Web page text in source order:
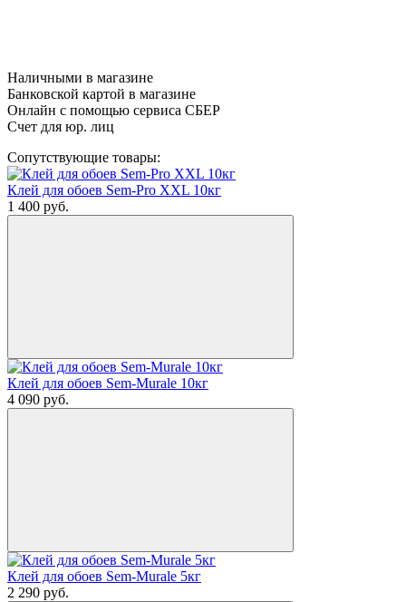
Наличными в магазине
Банковской картой в магазине
Онлайн с помощью сервиса СБЕР
Счет для юр. лиц
Сопутствующие товары:
Клей для обоев Sem-Pro XXL 10кг
1 400 руб.
Клей для обоев Sem-Murale 10кг
4 090 руб.
Клей для обоев Sem-Murale 5кг
2 290 руб.